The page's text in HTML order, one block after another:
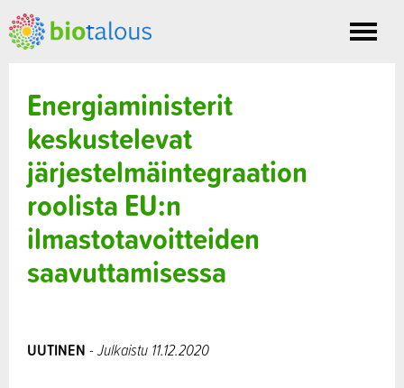
Toggle
Energiaministerit
keskustelevat
järjestelmäintegraation
roolista EU:n
ilmastotavoitteiden
saavuttamisessa
UUTINEN - Julkaistu 11.12.2020